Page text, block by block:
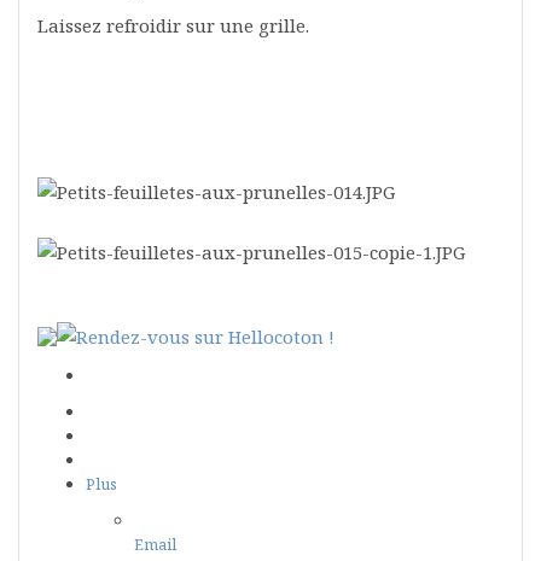
Laissez refroidir sur une grille.
Plus
Email